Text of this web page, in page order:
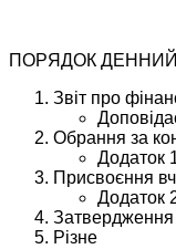
ПОРЯДОК ДЕННИЙ
Звіт про
Обрання за
Додаток
Присвоєння
Додаток
Затвердження
Різне